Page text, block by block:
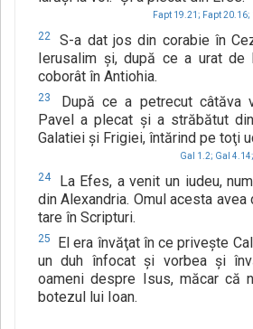
Fapt 19.21; Fapt 20.16;
22
S-a dat jos din corabie în
Ierusalim şi, după ce a urat
coborât în Antiohia.
23
După ce a petrecut câtăva
Pavel a plecat şi a străbătut
Galatiei şi Frigiei, întărind pe toţi
Gal 1.2; Gal 4.14;
24
La Efes, a venit un iudeu,
din Alexandria. Omul acesta
tare în Scripturi.
25
El era învăţat în ce priveşte
un duh înfocat şi vorbea şi
oameni despre Isus, măcar că
botezul lui Ioan.